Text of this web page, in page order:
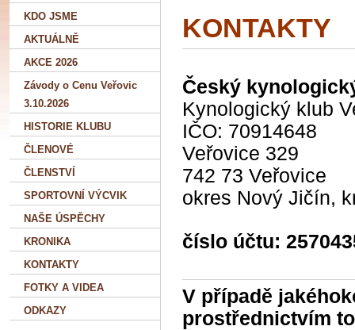
KONTAKTY
Český
Kynologický klub
IČO: 70914648
Veřovice
742 73 Veřovice
okres Nový Jičín,
číslo účtu:
V případě
prostřednictvím
KDO JSME
AKTUÁLNĚ
AKCE 2026
Závody o Cenu Veřovic
3.10.2026
HISTORIE KLUBU
ČLENOVÉ
ČLENSTVÍ
SPORTOVNÍ VÝCVIK
NAŠE ÚSPĚCHY
KRONIKA
KONTAKTY
FOTKY A VIDEA
ODKAZY